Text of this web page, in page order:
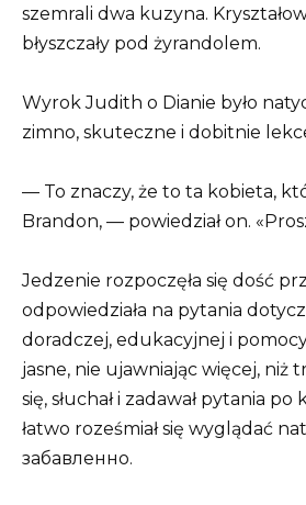
szemrali dwa kuzyna.
błyszczały pod żyrandolem.
Wyrok Judith o Dianie było
zimno, skuteczne i dobitnie
— To znaczy, że to ta kobieta,
Brandon, — powiedział on.
Jedzenie rozpoczęła się dość
odpowiedziała na pytania
doradczej, edukacyjnej i
jasne, nie ujawniając więcej, niż
się, słuchał i zadawał pytania
łatwo roześmiał się wyglądać
забавленно.